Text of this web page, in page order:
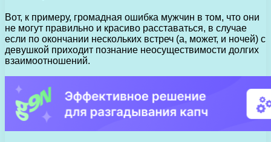
Вот, к примеру, громадная ошибка мужчин в том, что они
не могут правильно и красиво расставаться, в случае
если по окончании нескольких встреч (а, может, и ночей) с
девушкой приходит познание неосуществимости долгих
взаимоотношений.